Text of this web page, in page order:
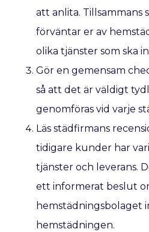
att anlita. Tillsammans
förväntar er av
olika tjänster som ska
Gör en gemensam
så att det är väldigt
genomföras vid varje
Läs städfirmans
tidigare kunder har
tjänster och leverans.
ett informerat beslut
hemstädningsbolaget
hemstädningen.